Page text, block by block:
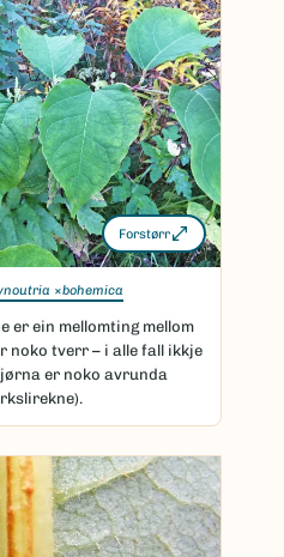
Forstørr
×bohemica
er ein mellomting mellom
noko tverr – i alle fall ikkje
er noko avrunda